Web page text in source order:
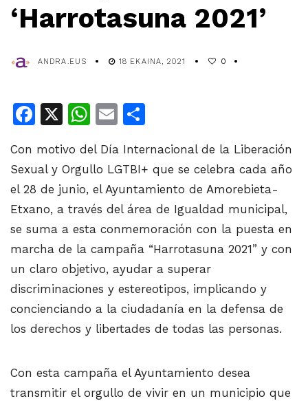
‘Harrotasuna 2021’
ANDRA.EUS 18 EKAINA, 2021 0
Facebook
X WhatsApp
Email
Con motivo del Día Internacional de la Liberación
Sexual y Orgullo LGTBI+ que se celebra cada año
el 28 de junio, el Ayuntamiento de Amorebieta-
Etxano, a través del área de Igualdad municipal,
se suma a esta conmemoración con la puesta en
marcha de la campaña “Harrotasuna 2021” y con
un claro objetivo, ayudar a superar
discriminaciones y estereotipos, implicando y
concienciando a la ciudadanía en la defensa de
los derechos y libertades de todas las personas.
Con esta campaña el Ayuntamiento desea
transmitir el orgullo de vivir en un municipio que